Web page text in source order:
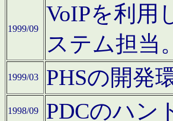
1999/09
VoIPを利用
ステム担当。
1999/03 PHSの開発
1998/09 PDCのハン